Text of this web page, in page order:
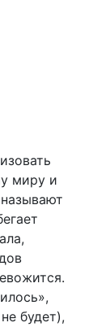
миру и
будет),